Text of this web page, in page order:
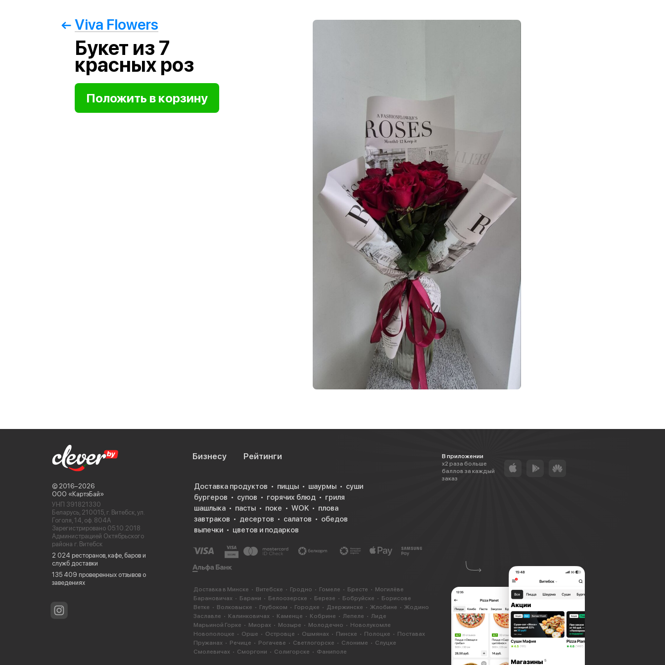
Viva Flowers
Букет из 7
красных роз
© 2016−2026
ООО «КартэБай»
УНП 391821330
Беларусь, 210015, г. Витебск, ул.
Гоголя, 14, оф. 804А
Зарегистрировано 05.10.2018
Администрацией Октябрьского
района г. Витебск
2 024 ресторанов, кафе, баров и
служб доставки
135 409 проверенных отзывов о
заведениях
Бизнесу Рейтинги
В приложении
х2 раза больше
баллов за каждый
заказ
Доставка продуктов пиццы шаурмы
суши
бургеров
супов горячих блюд
гриля
шашлыка
пасты поке WOK
плова
завтраков
десертов салатов
обедов
выпечки
цветов и подарков
Доставка в Минске Витебске Гродно Гомеле Бресте
Могилёве
Барановичах
Барани Белоозерске Березе Бобруйске
Борисове
Ветке
Волковыске Глубоком Городке Дзержинске Жлобине
Жодино
Заславле
Калинковичах Каменце Кобрине Лепеле
Лиде
Марьиной Горке
Миорах Мозыре Молодечно
Новолукомле
Новополоцке
Орше Островце Ошмянах Пинске Полоцке
Поставах
Пружанах
Речице Рогачеве Светлогорске Слониме
Слуцке
Смолевичах
Сморгони Солигорске Фаниполе